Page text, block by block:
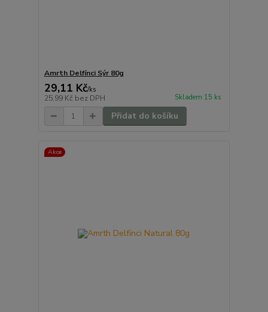
Amrth Delfínci Sýr 80g
29,11 Kč/ks
25,99 Kč bez DPH Skladem 15 ks
Přidat do košíku
Akce